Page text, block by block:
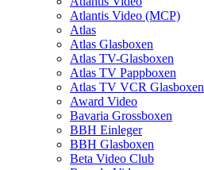
Atlantis Video (MCP)
Atlas
Atlas Glasboxen
Atlas TV-Glasboxen
Atlas TV Pappboxen
Atlas TV VCR Glasboxen
Award Video
Bavaria Grossboxen
BBH Einleger
BBH Glasboxen
Beta Video Club